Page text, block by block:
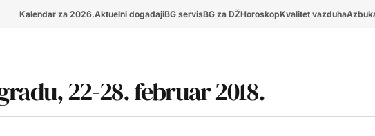
Kalendar za 2026.Aktuelni događajiBG servisBG za DŽHoroskopKvalitet vazduha
22-28. februar 2018.